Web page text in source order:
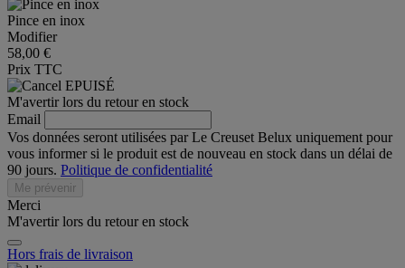
Pince en inox
Modifier
58,00 €
Prix TTC
EPUISÉ
M'avertir lors du retour en stock
Email
Vos données seront utilisées par Le Creuset Belux uniquement pour
vous informer si le produit est de nouveau en stock dans un délai de
90 jours. Politique de confidentialité
Me prévenir
Merci
M'avertir lors du retour en stock
Hors frais de livraison